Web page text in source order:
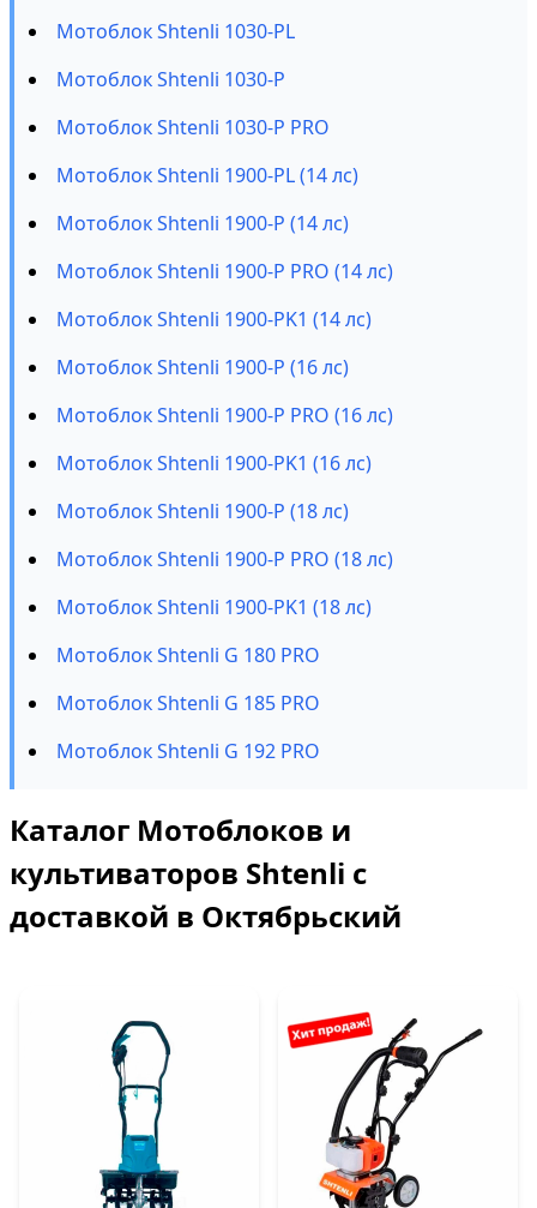
Мотоблок Shtenli 1030-PL
Мотоблок Shtenli 1030-P
Мотоблок Shtenli 1030-P PRO
Мотоблок Shtenli 1900-PL (14 лс)
Мотоблок Shtenli 1900-P (14 лс)
Мотоблок Shtenli 1900-P PRO (14 лс)
Мотоблок Shtenli 1900-PK1 (14 лс)
Мотоблок Shtenli 1900-P (16 лс)
Мотоблок Shtenli 1900-P PRO (16 лс)
Мотоблок Shtenli 1900-PK1 (16 лс)
Мотоблок Shtenli 1900-P (18 лс)
Мотоблок Shtenli 1900-P PRO (18 лс)
Мотоблок Shtenli 1900-PK1 (18 лс)
Мотоблок Shtenli G 180 PRO
Мотоблок Shtenli G 185 PRO
Мотоблок Shtenli G 192 PRO
Каталог Мотоблоков и
культиваторов Shtenli с
доставкой в Октябрьский